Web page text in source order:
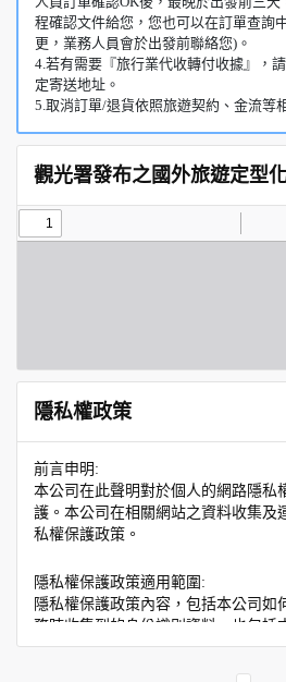
程確認文件給您，您也可以在訂單查詢
更，業務人員會於出發前聯絡您)。
4.若有需要『旅行業代收轉付收據』，
定寄送地址。
5.取消訂單/退貨依照旅遊契約、金流等
觀光署發布之國外旅遊定型
隱私權政策
前言申明:
本公司在此聲明對於個人的網路隱私
護。本公司在相關網站之資料收集及
私權保護政策。
隱私權保護政策適用範圍:
隱私權保護政策內容，包括本公司如
務時收集到的身份識別資料，也包括
作與本公司合作時分享的任何身份識